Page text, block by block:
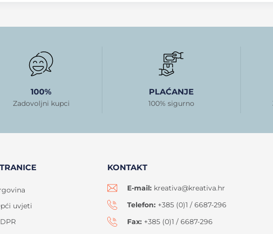
100%
Zadovoljni kupci
PLAĆANJE
100% sigurno
uvjeti
KONTAKT
E-mail: kreativa@kreativa.hr
Telefon: +385 (0)1 / 6687-296
Fax: +385 (0)1 / 6687-296